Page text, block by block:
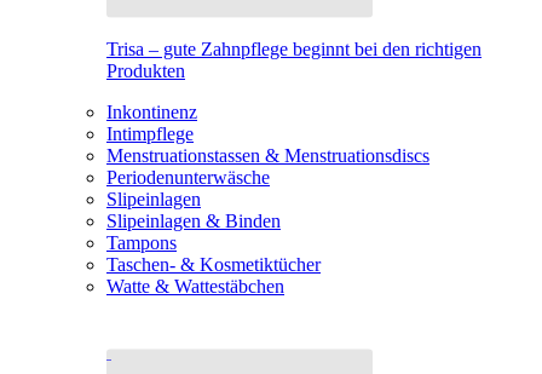
Trisa – gute Zahnpflege beginnt bei den richtigen
Produkten
Inkontinenz
Intimpflege
Menstruationstassen & Menstruationsdiscs
Periodenunterwäsche
Slipeinlagen
Slipeinlagen & Binden
Tampons
Taschen- & Kosmetiktücher
Watte & Wattestäbchen